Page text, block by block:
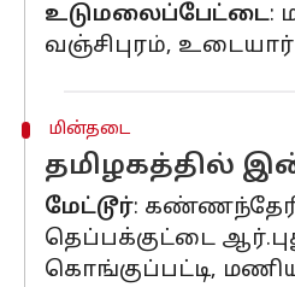
உடுமலைப்பேட்டை:
வஞ்சிபுரம்,
மின்தடை
தமிழகத்தில்
மேட்டூர்: கண்ணந்தேரி
தெப்பக்குட்டை
கொங்குப்பட்டி,